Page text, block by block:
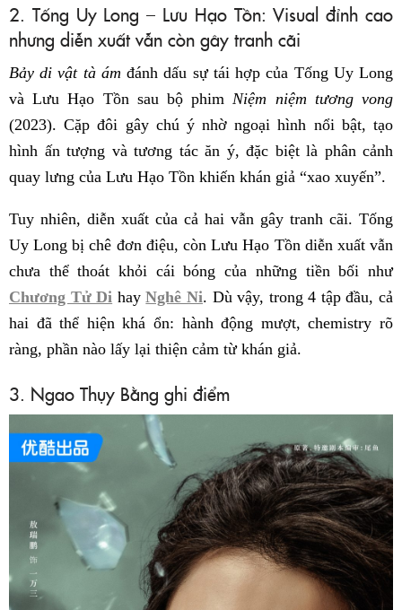
2. Tống Uy Long – Lưu Hạo Tồn: Visual đỉnh cao
nhưng diễn xuất vẫn còn gây tranh cãi
Bảy di vật tà ám đánh dấu sự tái hợp của Tống Uy Long
và Lưu Hạo Tồn sau bộ phimNiệm niệm tương vong
(2023). Cặp đôi gây chú ý nhờ ngoại hình nổi bật, tạo
hình ấn tượng và tương tác ăn ý, đặc biệt là phân cảnh
quay lưng của Lưu Hạo Tồn khiến khán giả “xao xuyến”.
Tuy nhiên, diễn xuất của cả hai vẫn gây tranh cãi. Tống
Uy Long bị chê đơn điệu, còn Lưu Hạo Tồn diễn xuất vẫn
chưa thể thoát khỏi cái bóng của những tiền bối như
Chương Tử Di hayNghê Ni. Dù vậy, trong 4 tập đầu, cả
hai đã thể hiện khá ổn: hành động mượt, chemistry rõ
ràng, phần nào lấy lại thiện cảm từ khán giả.
3. Ngao Thụy Bằng ghi điểm